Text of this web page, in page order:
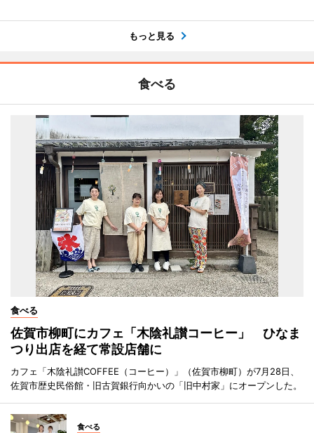
もっと見る
食べる
食べる
佐賀市柳町にカフェ「木陰礼讃コーヒー」 ひなま
つり出店を経て常設店舗に
カフェ「木陰礼讃COFFEE（コーヒー）」（佐賀市柳町）が7月28日、
佐賀市歴史民俗館・旧古賀銀行向かいの「旧中村家」にオープンした。
食べる